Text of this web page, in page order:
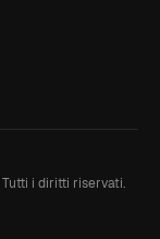
Tutti i diritti riservati.